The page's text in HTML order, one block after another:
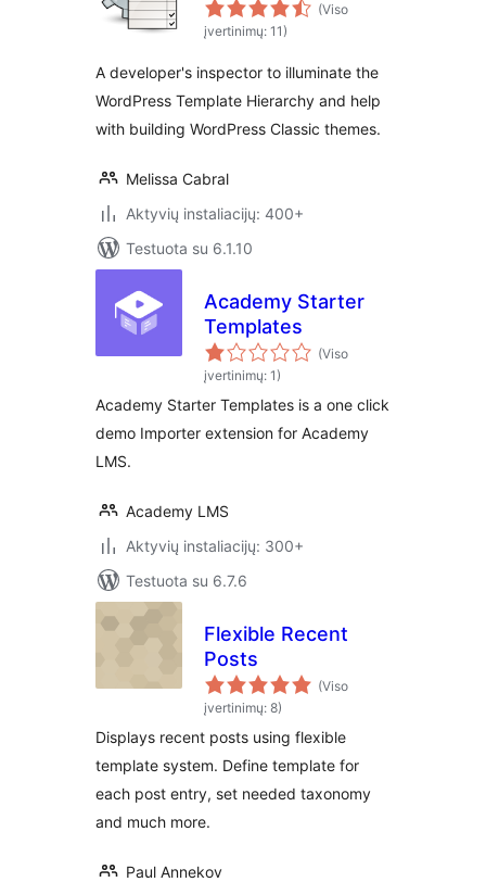
(Viso
įvertinimų: 11)
A developer's inspector to illuminate the
WordPress Template Hierarchy and help
with building WordPress Classic themes.
Melissa Cabral
Aktyvių instaliacijų: 400+
Testuota su 6.1.10
Academy Starter
Templates
(Viso
įvertinimų: 1)
Academy Starter Templates is a one click
demo Importer extension for Academy
LMS.
Academy LMS
Aktyvių instaliacijų: 300+
Testuota su 6.7.6
Flexible Recent
Posts
(Viso
įvertinimų: 8)
Displays recent posts using flexible
template system. Define template for
each post entry, set needed taxonomy
and much more.
Paul Annekov